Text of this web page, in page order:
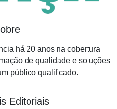
há 20 anos na cobertura
de qualidade e soluções
público qualificado.
Editoriais